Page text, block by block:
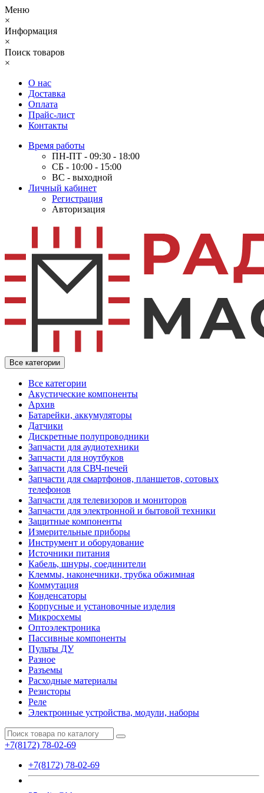
Меню
×
Информация
×
Поиск товаров
×
О нас
Доставка
Оплата
Прайс-лист
Контакты
Время работы
ПН-ПТ - 09:30 - 18:00
СБ - 10:00 - 15:00
ВС - выходной
Личный кабинет
Регистрация
Авторизация
Все категории
Все категории
Акустические компоненты
Архив
Батарейки, аккумуляторы
Датчики
Дискретные полупроводники
Запчасти для аудиотехники
Запчасти для ноутбуков
Запчасти для СВЧ-печей
Запчасти для смартфонов, планшетов, сотовых
телефонов
Запчасти для телевизоров и мониторов
Запчасти для электронной и бытовой техники
Защитные компоненты
Измерительные приборы
Инструмент и оборудование
Источники питания
Кабель, шнуры, соединители
Клеммы, наконечники, трубка обжимная
Коммутация
Конденсаторы
Корпусные и установочные изделия
Микросхемы
Оптоэлектроника
Пассивные компоненты
Пульты ДУ
Разное
Разъемы
Расходные материалы
Резисторы
Реле
Электронные устройства, модули, наборы
+7(8172) 78-02-69
+7(8172) 78-02-69